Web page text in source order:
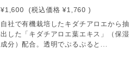
¥1,600 (税込価格 ¥1,760 )
自社で有機栽培したキダチアロエから抽
出した「キダチアロエ葉エキス」（保湿
成分）配合。透明でぷるぷると...